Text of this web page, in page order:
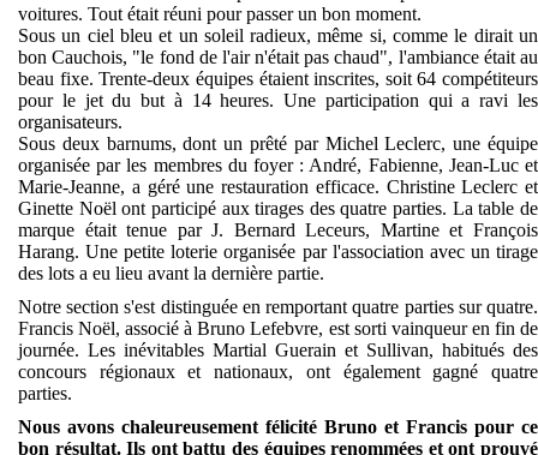
voitures. Tout était réuni pour passer un bon moment.
Sous un ciel bleu et un soleil radieux, même si, comme le dirait un
bon Cauchois, "le fond de l'air n'était pas chaud", l'ambiance était au
beau fixe. Trente-deux équipes étaient inscrites, soit 64 compétiteurs
pour le jet du but à 14 heures. Une participation qui a ravi les
organisateurs.
Sous deux barnums, dont un prêté par Michel Leclerc, une équipe
organisée par les membres du foyer : André, Fabienne, Jean-Luc et
Marie-Jeanne, a géré une restauration efficace. Christine Leclerc et
Ginette Noël ont participé aux tirages des quatre parties. La table de
marque était tenue par J. Bernard Leceurs, Martine et François
Harang.Une petite loterie organisée par l'association avec un tirage
des lots a eu lieu avant la dernière partie.
Notre section s'est distinguée en remportant quatre parties sur quatre.
Francis Noël, associé à Bruno Lefebvre, est sorti vainqueur en fin de
journée. Les inévitables Martial Guerain et Sullivan, habitués des
concours régionaux et nationaux, ont également gagné quatre
parties.
Nous avons chaleureusement félicité Bruno et Francis pour ce
bon résultat. Ils ont battu des équipes renommées et ont prouvé